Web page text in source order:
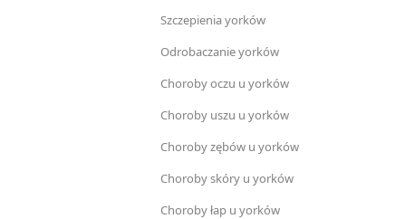
Szczepienia yorków
Odrobaczanie yorków
Choroby oczu u yorków
Choroby uszu u yorków
Choroby zębów u yorków
Choroby skóry u yorków
Choroby łap u yorków